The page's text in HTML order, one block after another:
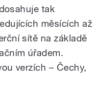
tak
měsících až
sítě na základě
úřadem.
verzích – Čechy,